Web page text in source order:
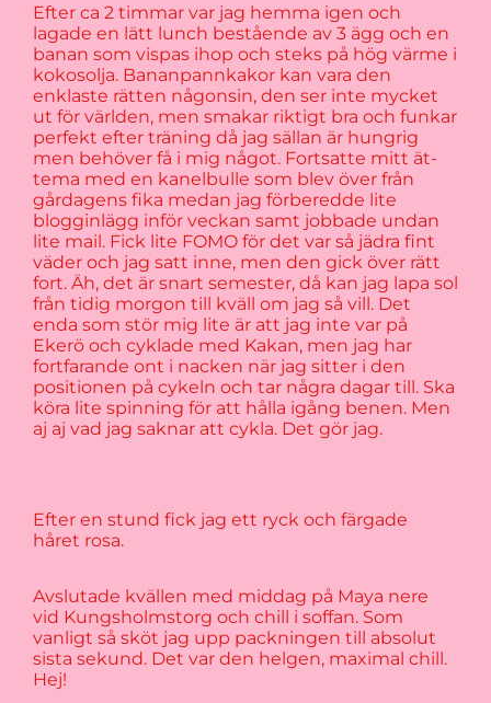
Efter ca 2 timmar var jag hemma igen och
lagade en lätt lunch bestående av 3 ägg och en
banan som vispas ihop och steks på hög värme i
kokosolja. Bananpannkakor kan vara den
enklaste rätten någonsin, den ser inte mycket
ut för världen, men smakar riktigt bra och funkar
perfekt efter träning då jag sällan är hungrig
men behöver få i mig något. Fortsatte mitt ät-
tema med en kanelbulle som blev över från
gårdagens fika medan jag förberedde lite
blogginlägg inför veckan samt jobbade undan
lite mail. Fick lite FOMO för det var så jädra fint
väder och jag satt inne, men den gick över rätt
fort. Äh, det är snart semester, då kan jag lapa sol
från tidig morgon till kväll om jag så vill. Det
enda som stör mig lite är att jag inte var på
Ekerö och cyklade med Kakan, men jag har
fortfarande ont i nacken när jag sitter i den
positionen på cykeln och tar några dagar till. Ska
köra lite spinning för att hålla igång benen. Men
aj aj vad jag saknar att cykla. Det gör jag.
Efter en stund fick jag ett ryck och färgade
håret rosa.
Avslutade kvällen med middag på Maya nere
vid Kungsholmstorg och chill i soffan. Som
vanligt så sköt jag upp packningen till absolut
sista sekund. Det var den helgen, maximal chill.
Hej!